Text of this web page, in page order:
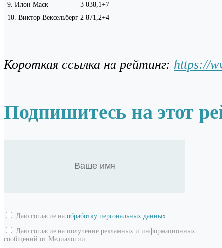
9 Илон Маск 3 038,1+7
10 Виктор Вексельберг 2 871,2+4
Короткая ссылка на рейтинг: https://
Подпишитесь на этот
Даю согласие на обработку персональных данных
Даю согласие на получение рекламных и информационных
сообщений от Медиалогии.